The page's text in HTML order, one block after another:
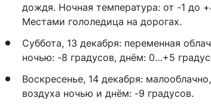
дождя. Ночная температура: от -1 до
Местами гололедица на дорогах.
Суббота, 13 декабря: переменная
ночью: -8 градусов, днём: 0…+5
Воскресенье, 14 декабря:
воздуха ночью и днём: -9 градусов.